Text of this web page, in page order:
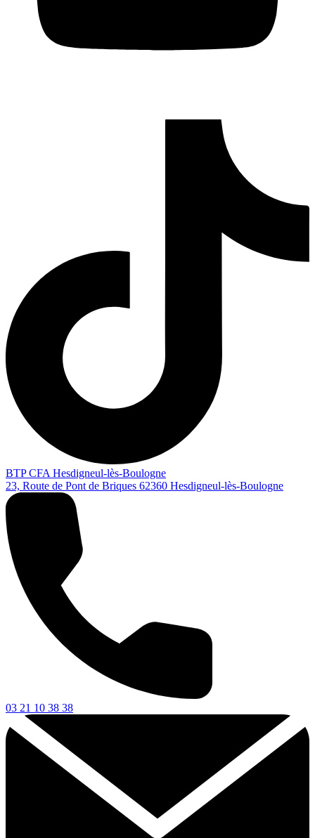
BTP CFA Hesdigneul-lès-Boulogne
23, Route de Pont de Briques 62360 Hesdigneul-lès-Boulogne
03 21 10 38 38